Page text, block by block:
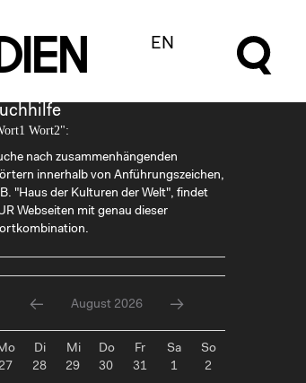
d en EN
Wort2":
nach zusammenhängenden
innerhalb von Anführungszeichen,
"Haus der Kulturen der Welt", findet
Webseiten mit genau dieser
August 2026
Di Mi Do Fr Sa
So
28 29 30 31 1
2